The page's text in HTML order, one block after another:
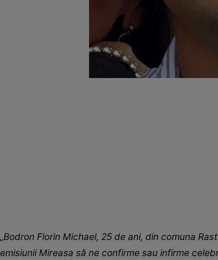
„Bodron Florin Michael, 25 de ani, din comuna
emisiunii Mireasa să ne confirme sau infirme